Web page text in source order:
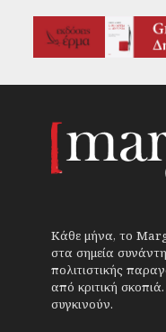
Κάθε μήνα, το
στα σημεία
πολιτιστικής
από κριτική
συγκινούν.